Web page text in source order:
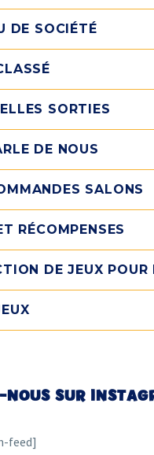
DE SOCIÉTÉ
SORTIES
DE NOUS
SALONS
RÉCOMPENSES
DE JEUX POUR
NOUS SUR
feed]